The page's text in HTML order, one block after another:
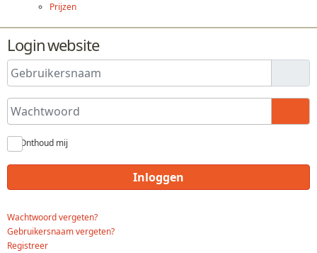
Prijzen
Login website
Gebruikersnaam
Wachtwoord
Onthoud mij
Inloggen
Wachtwoord vergeten?
Gebruikersnaam vergeten?
Registreer